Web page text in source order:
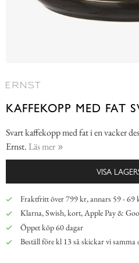
KAFFEKOPP MED FAT
Svart kaffekopp med fat i en vacker
Ernst. Läs mer
VISA
Fraktfritt över 799 kr, annars 59 - 69
Klarna, Swish, kort, Apple Pay &
Öppet köp 60 dagar
Beställ före kl 13 så skickar vi samma